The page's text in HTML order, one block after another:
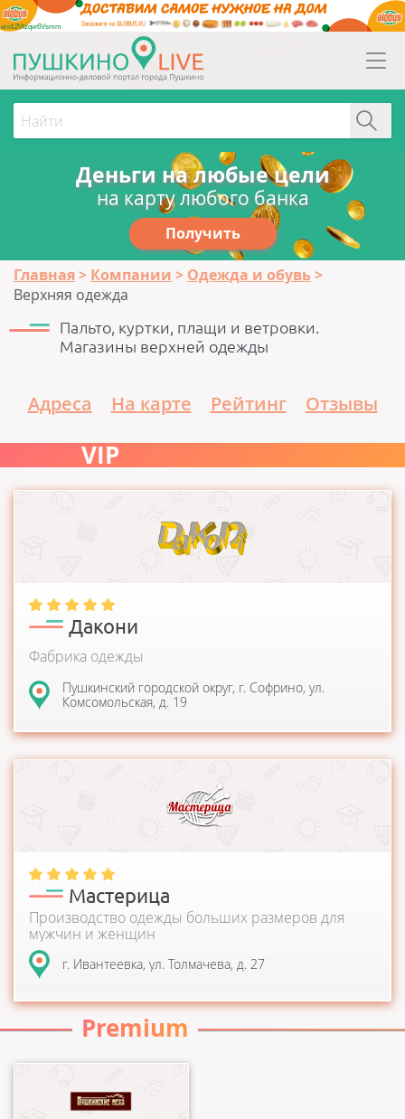
erid:2Vtzqw6Vsmm
Деньги на любые цели
на карту любого банка
Получить
Главная Компании
Одежда и обувь
Верхняя одежда
Пальто, куртки, плащи и ветровки.
Магазины верхней одежды
Адреса На карте Рейтинг Отзывы
VIP
Дакони
Фабрика одежды
Пушкинский городской округ, г. Софрино, ул.
Комсомольская, д. 19
Компания производит модную и качественную одежду для
полных женщин и мужчин. Главное направление...
Мастерица
Производство одежды больших размеров для
мужчин и женщин
г. Ивантеевка, ул. Толмачева, д. 27
Premium
использует самое
современное